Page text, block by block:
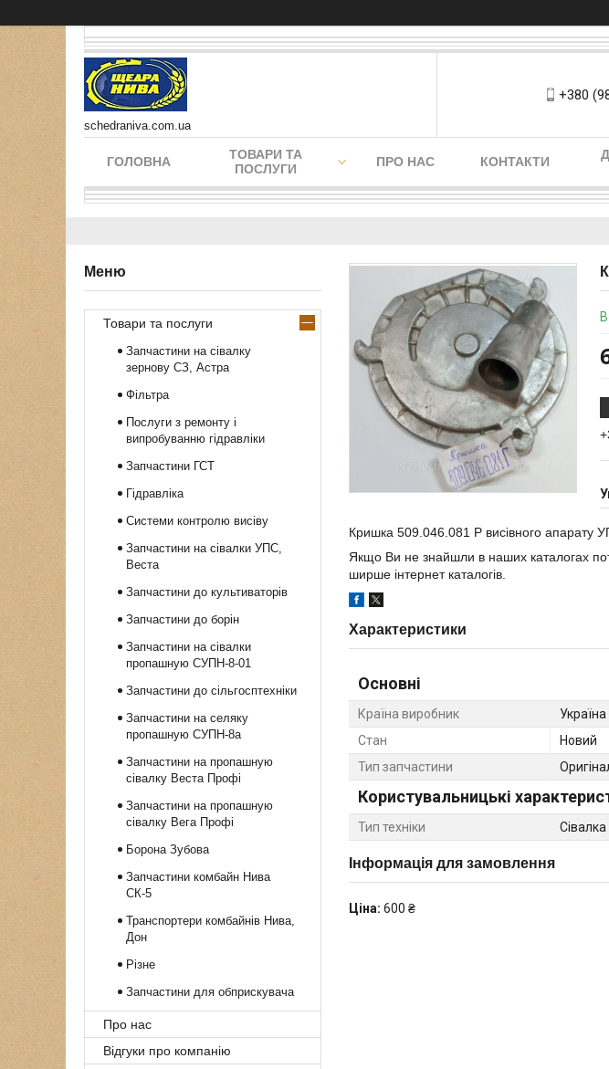
schedraniva.com.ua
+380
ГОЛОВНА
ТОВАРИ ТА
ПОСЛУГИ
ПРО НАС КОНТАКТИ
Кришка 509.046.081 Р висівного апарату
Якщо Ви не знайшли в наших каталогах
ширше інтернет каталогів.
Характеристики
Основні
Країна виробник
Україна
Стан
Новий
Тип запчастини
Користувальницькі
Тип техніки Сівалка
Інформація для замовлення
Ціна: 600 ₴
Товари та послуги
Запчастини на сівалку
зернову СЗ, Астра
Фільтра
Послуги з ремонту і
випробуванню гідравліки
Запчастини ГСТ
Гідравліка
Системи контролю висіву
Запчастини на сівалки УПС,
Веста
Запчастини до культиваторів
Запчастини до борін
Запчастини на сівалки
пропашную СУПН-8-01
Запчастини до сільгосптехніки
Запчастини на селяку
пропашную СУПН-8а
Запчастини на пропашную
сівалку Веста Профі
Запчастини на пропашную
сівалку Вега Профі
Борона Зубова
Запчастини комбайн Нива
СК-5
Транспортери комбайнів Нива,
Дон
Різне
Запчастини для обприскувача
Про нас
Відгуки про компанію